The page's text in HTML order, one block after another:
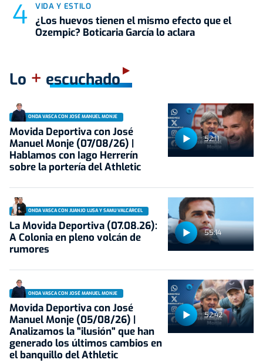
VIDA Y ESTILO
¿Los huevos tienen el mismo efecto que el
Ozempic? Boticaria García lo aclara
Lo + escuchado
52:11
ONDA VASCA CON JOSÉ MANUEL MONJE
Movida Deportiva con José
Manuel Monje (07/08/26) |
Hablamos con Iago Herrerín
sobre la portería del Athletic
55:14
ONDA VASCA CON JUANJO LUSA Y SAMU VALCÁRCEL
La Movida Deportiva (07.08.26):
A Colonia en pleno volcán de
rumores
52:42
ONDA VASCA CON JOSÉ MANUEL MONJE
Movida Deportiva con José
Manuel Monje (05/08/26) |
Analizamos la "ilusión" que han
generado los últimos cambios en
el banquillo del Athletic